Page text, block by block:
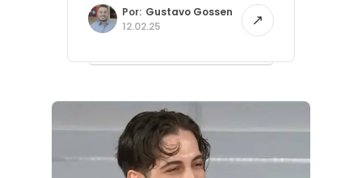
Por: Gustavo Gossen
12.02.25